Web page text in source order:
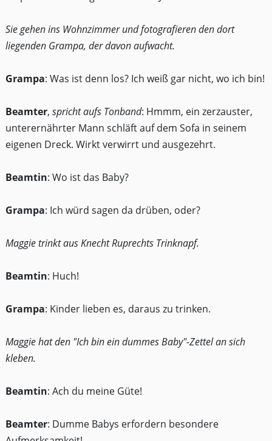
Sie gehen ins Wohnzimmer und fotografieren den dort
liegenden Grampa, der davon aufwacht.
Grampa: Was ist denn los? Ich weiß gar nicht, wo ich bin!
Beamter, spricht aufs Tonband: Hmmm, ein zerzauster,
unterernährter Mann schläft auf dem Sofa in seinem
eigenen Dreck. Wirkt verwirrt und ausgezehrt.
Beamtin: Wo ist das Baby?
Grampa: Ich würd sagen da drüben, oder?
Maggie trinkt aus Knecht Ruprechts Trinknapf.
Beamtin: Huch!
Grampa: Kinder lieben es, daraus zu trinken.
Maggie hat den "Ich bin ein dummes Baby"-Zettel an sich
kleben.
Beamtin: Ach du meine Güte!
Beamter: Dumme Babys erfordern besondere